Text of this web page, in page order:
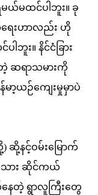
မယ်မထင်ပါဘူး။ ခု
းဟာလည်း ဟို
ဘူး။ နိင်ငံခြား
ဆရာသမားကို
ာ့ယဉ်ကျေးမှုမှာပဲ
နင့်ဝမ်းမြောက်
သား ဆိုင်ကယ်
ေတဲ့ ရွာလူကြီးတွေ